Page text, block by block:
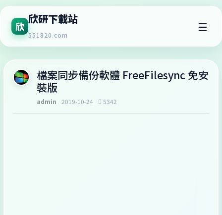
欣
欣研下載站
551820.com
☰
檔案同步備份軟體 FreeFilesync 免安
裝版
admin 2019-10-24 5342